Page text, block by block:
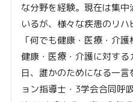
な分野を経験。現在は集
いるが、様々な疾患のリハ
「何でも健康・医療・介護
健康・医療・介護に対す
日、誰かのためになる一
ョン指導士・3学会合同呼